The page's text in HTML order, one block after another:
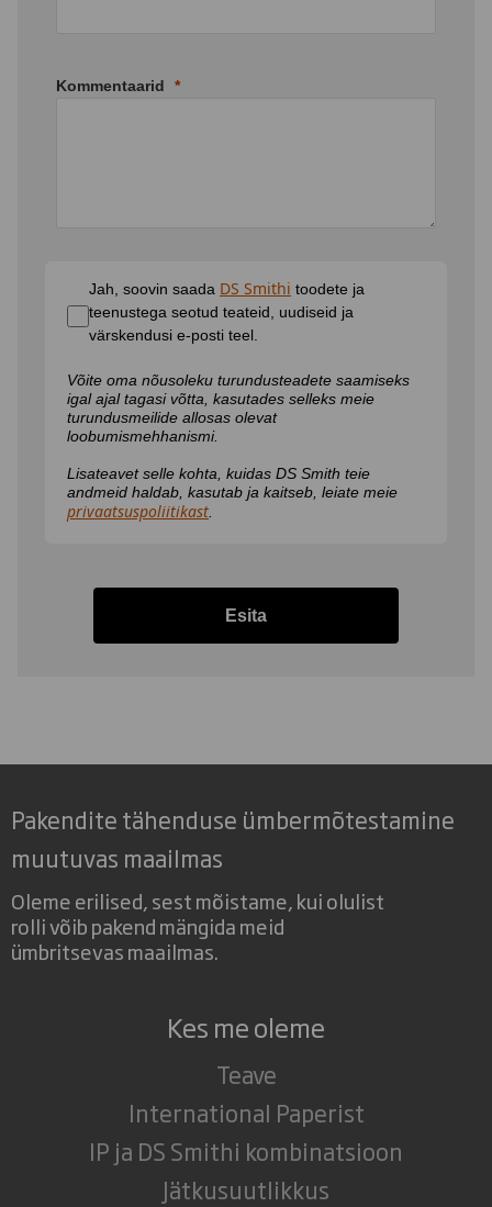
Kommentaarid
Jah, soovin saada DS Smithi toodete ja
teenustega seotud teateid, uudiseid ja
värskendusi e-posti teel.
Võite oma nõusoleku turundusteadete saamiseks
igal ajal tagasi võtta, kasutades selleks meie
turundusmeilide allosas olevat
loobumismehhanismi.
Lisateavet selle kohta, kuidas DS Smith teie
andmeid haldab, kasutab ja kaitseb, leiate meie
privaatsuspoliitikast
Esita
Pakendite tähenduse ümbermõtestamine
muutuvas maailmas
Oleme erilised, sest mõistame, kui olulist
rolli võib pakend mängida meid
ümbritsevas maailmas.
Kes me oleme
Teave
International Paperist
IP ja DS Smithi kombinatsioon
Jätkusuutlikkus